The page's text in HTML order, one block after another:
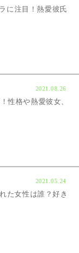
に注目！熱愛彼氏
2021.08.26
性格や熱愛彼女、
2021.05.24
た女性は誰？好き